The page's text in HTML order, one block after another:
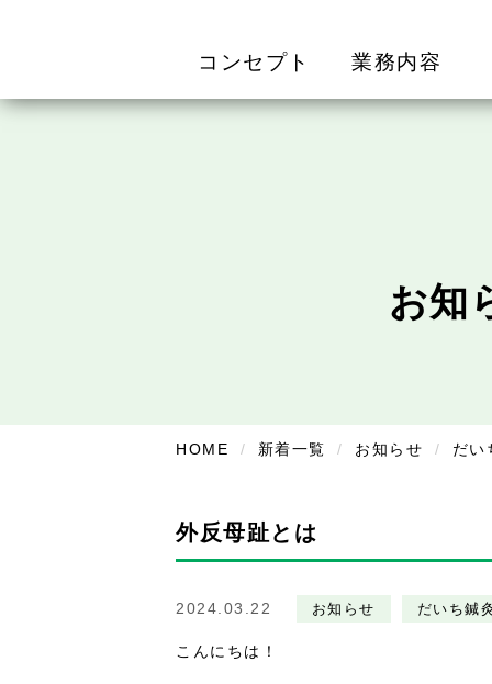
コンセプト 業務内容
お知
HOME 新着一覧 お知らせ だい
外反母趾とは
2024.03.22 お知らせ だいち鍼
こんにちは！